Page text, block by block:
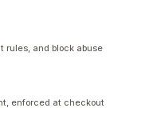
rules, and block abuse
enforced at checkout